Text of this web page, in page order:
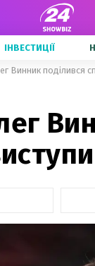
ІНВЕСТИЦІЇ
Винник поділився